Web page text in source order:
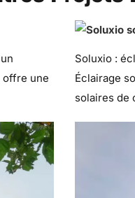
offre une
Soluxio :
Éclairage
solaires de